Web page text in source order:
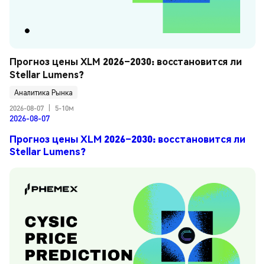
Прогноз цены XLM 2026–2030: восстановится ли
Stellar Lumens?
Аналитика Рынка
2026-08-07
5-10м
2026-08-07
Прогноз цены XLM 2026–2030: восстановится ли
Stellar Lumens?